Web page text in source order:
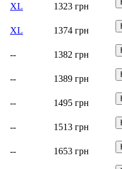
XL 1323 грн
XL 1374 грн
-- 1382 грн
-- 1389 грн
-- 1495 грн
-- 1513 грн
-- 1653 грн